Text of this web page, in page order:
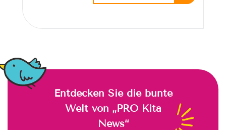
Entdecken Sie die bunte
Welt von „PRO Kita
News“